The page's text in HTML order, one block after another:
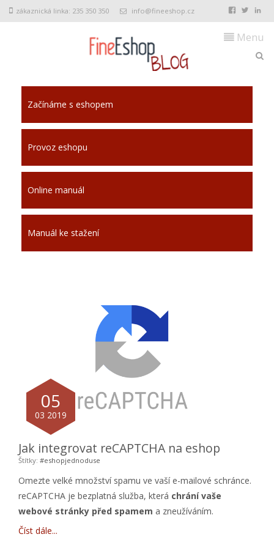
zákaznická linka: 235 350 350 info@fineeshop.cz
Začínáme s eshopem
Provoz eshopu
Online manuál
Manuál ke stažení
Menu
05
03 2019
Jak integrovat reCAPTCHA na eshop
Štítky: #eshopjednoduse
Omezte velké množství spamu ve vaší e-mailové schránce.
reCAPTCHA je bezplatná služba, která chrání vaše
webové stránky před spamem a zneužíváním.
Číst dále